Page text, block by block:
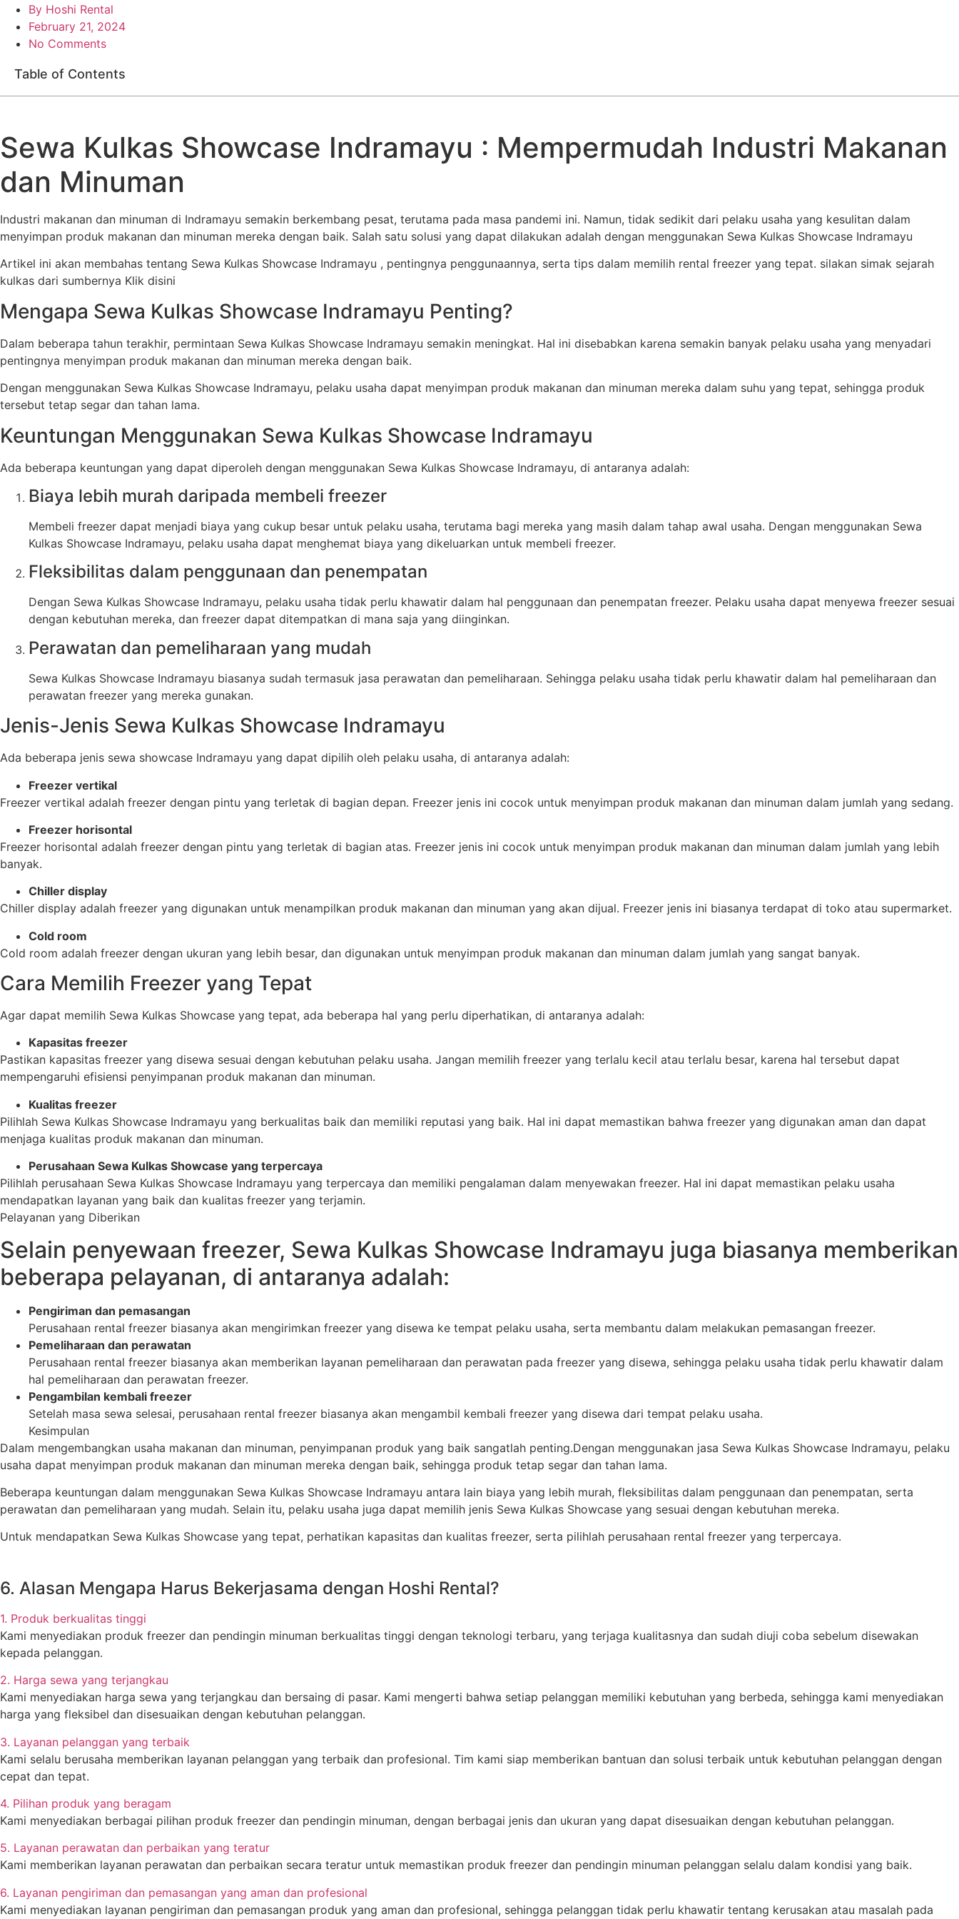
By Hoshi Rental
February 21, 2024
No Comments
Table of Contents
Sewa Kulkas Showcase Indramayu : Mempermudah Industri Makanan
dan Minuman
Industri makanan dan minuman di Indramayu semakin berkembang pesat, terutama pada masa pandemi ini. Namun, tidak sedikit dari pelaku usaha yang kesulitan dalam
menyimpan produk makanan dan minuman mereka dengan baik. Salah satu solusi yang dapat dilakukan adalah dengan menggunakan Sewa Kulkas Showcase Indramayu
Artikel ini akan membahas tentang Sewa Kulkas Showcase Indramayu , pentingnya penggunaannya, serta tips dalam memilih rental freezer yang tepat. silakan simak sejarah
kulkas dari sumbernya Klik disini
Mengapa Sewa Kulkas Showcase Indramayu Penting?
Dalam beberapa tahun terakhir, permintaan Sewa Kulkas Showcase Indramayu semakin meningkat. Hal ini disebabkan karena semakin banyak pelaku usaha yang menyadari
pentingnya menyimpan produk makanan dan minuman mereka dengan baik.
Dengan menggunakan Sewa Kulkas Showcase Indramayu, pelaku usaha dapat menyimpan produk makanan dan minuman mereka dalam suhu yang tepat, sehingga produk
tersebut tetap segar dan tahan lama.
Keuntungan Menggunakan Sewa Kulkas Showcase Indramayu
Ada beberapa keuntungan yang dapat diperoleh dengan menggunakan Sewa Kulkas Showcase Indramayu, di antaranya adalah:
Biaya lebih murah daripada membeli freezer
Membeli freezer dapat menjadi biaya yang cukup besar untuk pelaku usaha, terutama bagi mereka yang masih dalam tahap awal usaha. Dengan menggunakan Sewa
Kulkas Showcase Indramayu, pelaku usaha dapat menghemat biaya yang dikeluarkan untuk membeli freezer.
Fleksibilitas dalam penggunaan dan penempatan
Dengan Sewa Kulkas Showcase Indramayu, pelaku usaha tidak perlu khawatir dalam hal penggunaan dan penempatan freezer. Pelaku usaha dapat menyewa freezer sesuai
dengan kebutuhan mereka, dan freezer dapat ditempatkan di mana saja yang diinginkan.
Perawatan dan pemeliharaan yang mudah
Sewa Kulkas Showcase Indramayu biasanya sudah termasuk jasa perawatan dan pemeliharaan. Sehingga pelaku usaha tidak perlu khawatir dalam hal pemeliharaan dan
perawatan freezer yang mereka gunakan.
Jenis-Jenis Sewa Kulkas Showcase Indramayu
Ada beberapa jenis sewa showcase Indramayu yang dapat dipilih oleh pelaku usaha, di antaranya adalah:
Freezer vertikal
Freezer vertikal adalah freezer dengan pintu yang terletak di bagian depan. Freezer jenis ini cocok untuk menyimpan produk makanan dan minuman dalam jumlah yang sedang.
Freezer horisontal
Freezer horisontal adalah freezer dengan pintu yang terletak di bagian atas. Freezer jenis ini cocok untuk menyimpan produk makanan dan minuman dalam jumlah yang lebih
banyak.
Chiller display
Chiller display adalah freezer yang digunakan untuk menampilkan produk makanan dan minuman yang akan dijual. Freezer jenis ini biasanya terdapat di toko atau supermarket.
Cold room
Cold room adalah freezer dengan ukuran yang lebih besar, dan digunakan untuk menyimpan produk makanan dan minuman dalam jumlah yang sangat banyak.
Cara Memilih Freezer yang Tepat
Agar dapat memilih Sewa Kulkas Showcase yang tepat, ada beberapa hal yang perlu diperhatikan, di antaranya adalah:
Kapasitas freezer
Pastikan kapasitas freezer yang disewa sesuai dengan kebutuhan pelaku usaha. Jangan memilih freezer yang terlalu kecil atau terlalu besar, karena hal tersebut dapat
mempengaruhi efisiensi penyimpanan produk makanan dan minuman.
Kualitas freezer
Pilihlah Sewa Kulkas Showcase Indramayu yang berkualitas baik dan memiliki reputasi yang baik. Hal ini dapat memastikan bahwa freezer yang digunakan aman dan dapat
menjaga kualitas produk makanan dan minuman.
Perusahaan Sewa Kulkas Showcase yang terpercaya
Pilihlah perusahaan Sewa Kulkas Showcase Indramayu yang terpercaya dan memiliki pengalaman dalam menyewakan freezer. Hal ini dapat memastikan pelaku usaha
mendapatkan layanan yang baik dan kualitas freezer yang terjamin.
Pelayanan yang Diberikan
Selain penyewaan freezer, Sewa Kulkas Showcase Indramayu juga biasanya memberikan
beberapa pelayanan, di antaranya adalah:
Pengiriman dan pemasangan
Perusahaan rental freezer biasanya akan mengirimkan freezer yang disewa ke tempat pelaku usaha, serta membantu dalam melakukan pemasangan freezer.
Pemeliharaan dan perawatan
Perusahaan rental freezer biasanya akan memberikan layanan pemeliharaan dan perawatan pada freezer yang disewa, sehingga pelaku usaha tidak perlu khawatir dalam
hal pemeliharaan dan perawatan freezer.
Pengambilan kembali freezer
Setelah masa sewa selesai, perusahaan rental freezer biasanya akan mengambil kembali freezer yang disewa dari tempat pelaku usaha.
Kesimpulan
Dalam mengembangkan usaha makanan dan minuman, penyimpanan produk yang baik sangatlah penting.Dengan menggunakan jasa Sewa Kulkas Showcase Indramayu, pelaku
usaha dapat menyimpan produk makanan dan minuman mereka dengan baik, sehingga produk tetap segar dan tahan lama.
Beberapa keuntungan dalam menggunakan Sewa Kulkas Showcase Indramayu antara lain biaya yang lebih murah, fleksibilitas dalam penggunaan dan penempatan, serta
perawatan dan pemeliharaan yang mudah. Selain itu, pelaku usaha juga dapat memilih jenis Sewa Kulkas Showcase yang sesuai dengan kebutuhan mereka.
Untuk mendapatkan Sewa Kulkas Showcase yang tepat, perhatikan kapasitas dan kualitas freezer, serta pilihlah perusahaan rental freezer yang terpercaya.
6. Alasan Mengapa Harus Bekerjasama dengan Hoshi Rental?
1. Produk berkualitas tinggi
Kami menyediakan produk freezer dan pendingin minuman berkualitas tinggi dengan teknologi terbaru, yang terjaga kualitasnya dan sudah diuji coba sebelum disewakan
kepada pelanggan.
2. Harga sewa yang terjangkau
Kami menyediakan harga sewa yang terjangkau dan bersaing di pasar. Kami mengerti bahwa setiap pelanggan memiliki kebutuhan yang berbeda, sehingga kami menyediakan
harga yang fleksibel dan disesuaikan dengan kebutuhan pelanggan.
3. Layanan pelanggan yang terbaik
Kami selalu berusaha memberikan layanan pelanggan yang terbaik dan profesional. Tim kami siap memberikan bantuan dan solusi terbaik untuk kebutuhan pelanggan dengan
cepat dan tepat.
4. Pilihan produk yang beragam
Kami menyediakan berbagai pilihan produk freezer dan pendingin minuman, dengan berbagai jenis dan ukuran yang dapat disesuaikan dengan kebutuhan pelanggan.
5. Layanan perawatan dan perbaikan yang teratur
Kami memberikan layanan perawatan dan perbaikan secara teratur untuk memastikan produk freezer dan pendingin minuman pelanggan selalu dalam kondisi yang baik.
6. Layanan pengiriman dan pemasangan yang aman dan profesional
Kami menyediakan layanan pengiriman dan pemasangan produk yang aman dan profesional, sehingga pelanggan tidak perlu khawatir tentang kerusakan atau masalah pada